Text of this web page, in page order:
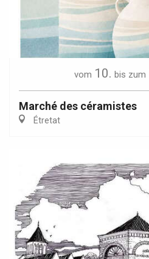
vom 10. bis zum
Marché des céramistes
Étretat